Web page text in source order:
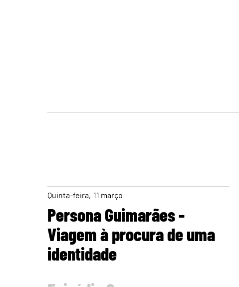
page
11 março
Quinta
Persona Guimarães -
Viagem à procura de uma
identidade